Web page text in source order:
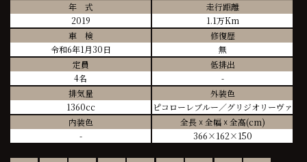
年 式
2019
走行距離
1.1万Km
車 検
令和6年1月30日
修復歴
無
定員
4名
低排出
-
排気量
1360cc
外装色
ピコローレブルー／グリジオリーヴァ
内装色
-
全長 ☓ 全幅 ☓ 全高(cm)
366×162×150